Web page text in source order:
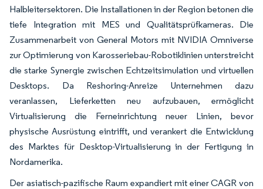
Halbleitersektoren. Die Installationen in der Region betonen die
tiefe Integration mit MES und Qualitätsprüfkameras. Die
Zusammenarbeit von General Motors mit NVIDIA Omniverse
zur Optimierung von Karosseriebau-Robotiklinien unterstreicht
die starke Synergie zwischen Echtzeitsimulation und virtuellen
Desktops. Da Reshoring-Anreize Unternehmen dazu
veranlassen, Lieferketten neu aufzubauen, ermöglicht
Virtualisierung die Ferneinrichtung neuer Linien, bevor
physische Ausrüstung eintrifft, und verankert die Entwicklung
des Marktes für Desktop-Virtualisierung in der Fertigung in
Nordamerika.
Der asiatisch-pazifische Raum expandiert mit einer CAGR von